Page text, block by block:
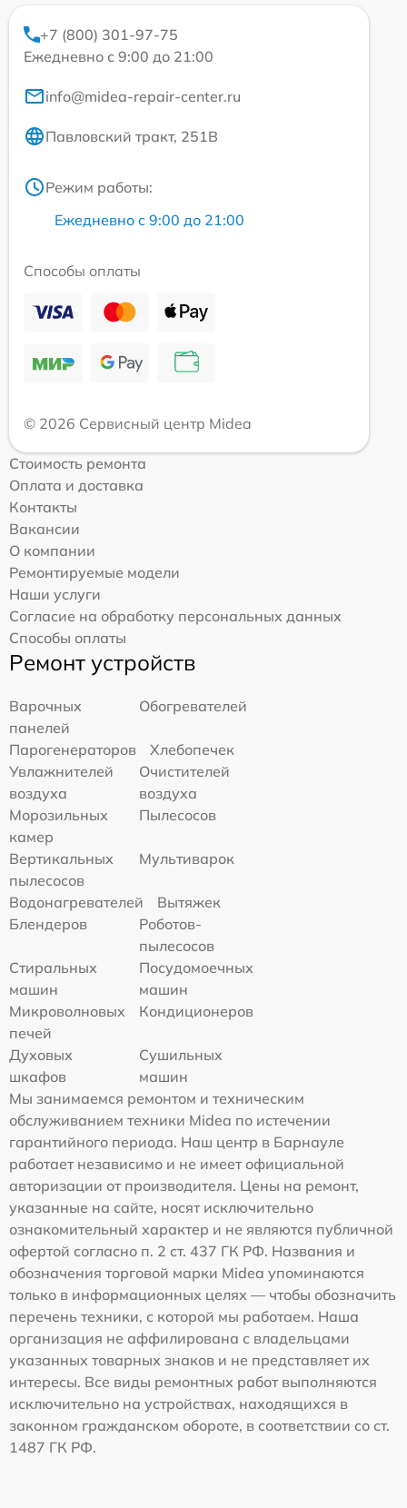
+7 (800) 301-97-75
Ежедневно с 9:00 до 21:00
info@midea-repair-center.ru
Павловский тракт, 251В
Режим работы:
Ежедневно с 9:00 до 21:00
Способы оплаты
© 2026 Сервисный центр Midea
Стоимость ремонта
Оплата и доставка
Контакты
Вакансии
О компании
Ремонтируемые модели
Наши услуги
Согласие на обработку персональных данных
Способы оплаты
Ремонт устройств
Варочных
панелей
Обогревателей
Парогенераторов
Хлебопечек
Увлажнителей
воздуха
Очистителей
воздуха
Морозильных
камер
Пылесосов
Вертикальных
пылесосов
Мультиварок
Водонагревателей
Вытяжек
Блендеров
Роботов-
пылесосов
Стиральных
машин
Посудомоечных
машин
Микроволновых
печей
Кондиционеров
Духовых
шкафов
Сушильных
машин
Мы занимаемся ремонтом и техническим
обслуживанием техники Midea по истечении
гарантийного периода. Наш центр в Барнауле
работает независимо и не имеет официальной
авторизации от производителя. Цены на ремонт,
указанные на сайте, носят исключительно
ознакомительный характер и не являются публичной
офертой согласно п. 2 ст. 437 ГК РФ. Названия и
обозначения торговой марки Midea упоминаются
только в информационных целях — чтобы обозначить
перечень техники, с которой мы работаем. Наша
организация не аффилирована с владельцами
указанных товарных знаков и не представляет их
интересы. Все виды ремонтных работ выполняются
исключительно на устройствах, находящихся в
законном гражданском обороте, в соответствии со ст.
1487 ГК РФ.